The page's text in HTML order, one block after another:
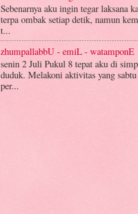
Sebenarnya aku ingin tegar laksana
terpa ombak setiap detik, namun
t...
zhumpallabbU - emiL - watamponE
senin 2 Juli Pukul 8 tepat aku di
duduk. Melakoni aktivitas yang
per...